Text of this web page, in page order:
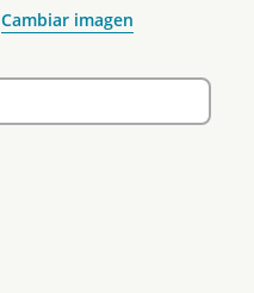
Cambiar imagen